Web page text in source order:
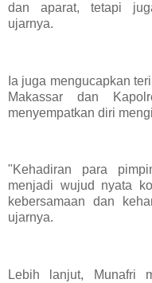
dan aparat, tetapi
ujarnya.
Ia juga mengucapkan
Makassar dan
menyempatkan diri
"Kehadiran para
menjadi wujud nyata
kebersamaan dan
ujarnya.
Lebih lanjut, Munafri